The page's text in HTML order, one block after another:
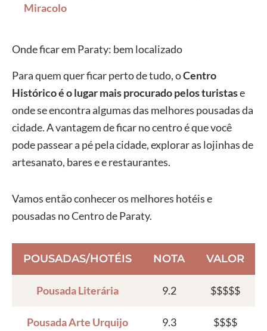
Miracolo
Onde ficar em Paraty: bem localizado
Para quem quer ficar perto de tudo, oCentro
Histórico é o lugar mais procurado pelos turistase
onde se encontra algumas das melhores pousadas da
cidade. A vantagem de ficar no centro é que você
pode passear a pé pela cidade, explorar as lojinhas de
artesanato, bares e e restaurantes.
Vamos então conhecer os melhores hotéis e
pousadas no Centro de Paraty.
POUSADAS/HOTÉIS NOTA VALOR
Pousada Literária 9.2 $$$$$
Pousada Arte Urquijo 9.3 $$$$